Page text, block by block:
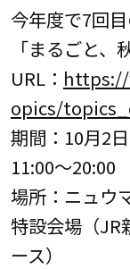
今年度で7回
「まるごと、
URL：
opics/
期間：10月2
11:00～20:00
場所：ニュウ
特設会場（JR
ース）